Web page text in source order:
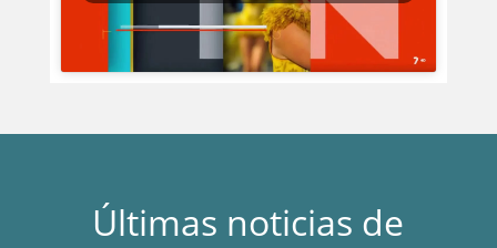
Últimas noticias de